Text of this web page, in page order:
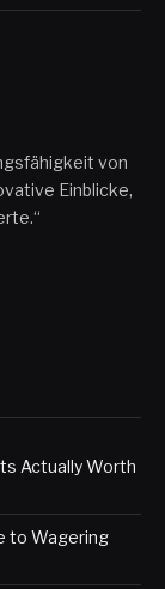
von
Einblicke,
Actually Worth
to Wagering